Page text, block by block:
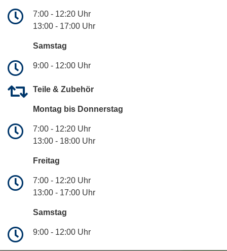
7:00 - 12:20 Uhr
13:00 - 17:00 Uhr
Samstag
9:00 - 12:00 Uhr
Teile & Zubehör
Montag bis Donnerstag
7:00 - 12:20 Uhr
13:00 - 18:00 Uhr
Freitag
7:00 - 12:20 Uhr
13:00 - 17:00 Uhr
Samstag
9:00 - 12:00 Uhr